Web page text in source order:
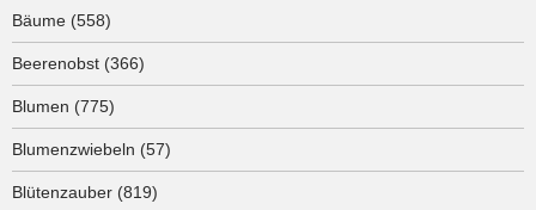
Bäume (558)
Beerenobst (366)
Blumen (775)
Blumenzwiebeln (57)
Blütenzauber (819)